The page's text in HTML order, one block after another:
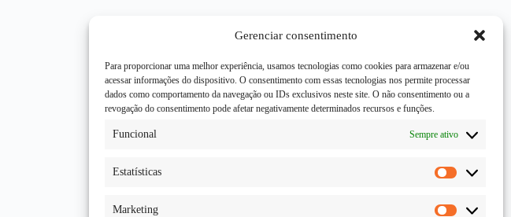
Gerenciar consentimento
Para proporcionar uma melhor experiência, usamos tecnologias como cookies para armazenar e/ou
acessar informações do dispositivo. O consentimento com essas tecnologias nos permite processar
dados como comportamento da navegação ou IDs exclusivos neste site. O não consentimento ou a
revogação do consentimento pode afetar negativamente determinados recursos e funções.
Funcional Sempre ativo
Estatísticas Estatísticas
Marketing